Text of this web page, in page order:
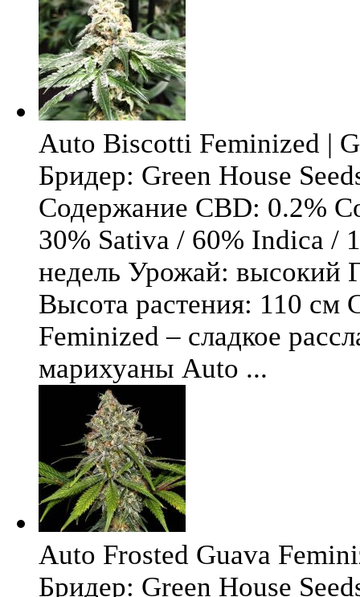
Auto Biscotti Feminized |
Бридер: Green House
Содержание CBD: 0.2%
30% Sativa / 60% Indica /
недель Урожай: высокий
Высота растения: 110 см
Feminized – сладкое
марихуаны Auto ...
Auto Frosted Guava
Бридер: Green House